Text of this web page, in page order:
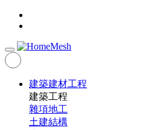
建築建材工程
建築工程
雜項地工
土建結構